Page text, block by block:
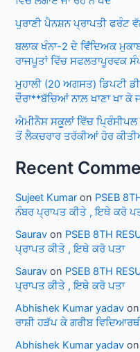
ਪੁਰਾਣੀ ਪੈਨਸ਼ਨ ਪ੍ਰਾਪਤੀ ਫਰੰਟ
ਬਲਾਕ ਖੰਨਾ-2 ਦੇ ਵਿਁਦਿਅਕ
ਰਾਜਪੂਤਾਂ ਵਿੱਚ ਸਫਲਤਾਪੂਰਵਕ
ਮੁਹਾਲੀ (20 ਅਗਸਤ) ਡਿਪਟੀ
ਦੌਰਾ**ਬੱਚਿਆਂ ਨਾਲ਼ ਖਾਣਾ ਖਾ ਕੇ
ਐਮੀਨੈਸ ਸਕੂਲਾਂ ਵਿੱਚ
ਤੋਂ ਲੈਕਚਰਾਰ ਤਰੱਕੀਆਂ ਹੋਰ
Recent
Sujeet Kumar on PSEB
ਨੰਬਰ ਪ੍ਰਾਪਤ ਕੀਤੇ , ਇਥੇ ਕਰੋ
Saurav on PSEB 8TH
ਪ੍ਰਾਪਤ ਕੀਤੇ , ਇਥੇ ਕਰੋ ਪਤਾ
Saurav on PSEB 8TH
ਪ੍ਰਾਪਤ ਕੀਤੇ , ਇਥੇ ਕਰੋ ਪਤਾ
Abhishek Kumar yadav
ਰਾਸ਼ੀ ਹੜੱਪ ਕੇ ਗਰੀਬ
Abhishek Kumar yadav